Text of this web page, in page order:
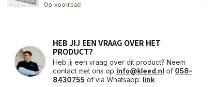
Op voorraad
HEB JIJ EEN VRAAG OVER HET
PRODUCT?
Heb jij een vraag over dit product? Neem
contact met ons op info@kleed.nl of 058-
8430755 of via Whatsapp: link